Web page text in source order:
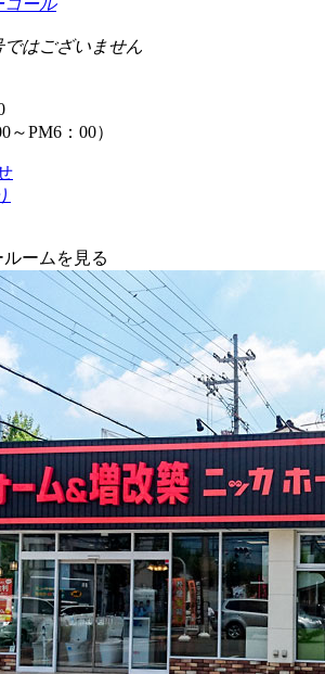
コール
はございません
～PM6：00）
ームを見る